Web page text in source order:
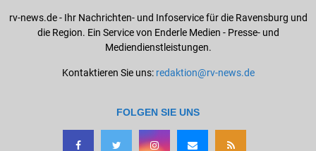
rv-news.de - Ihr Nachrichten- und Infoservice für die Ravensburg und
die Region. Ein Service von Enderle Medien - Presse- und
Mediendienstleistungen.
Kontaktieren Sie uns: redaktion@rv-news.de
FOLGEN SIE UNS